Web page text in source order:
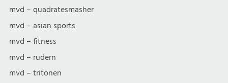
mvd – quadratesmasher
mvd – asian sports
mvd – fitness
mvd – rudern
mvd – tritonen